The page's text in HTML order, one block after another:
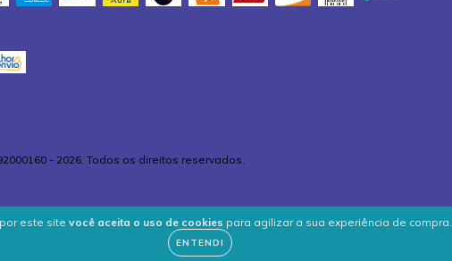
este site você aceita o uso de cookies para agilizar a sua experiência de compra.
ENTENDI
- 2026. Todos os direitos reservados.